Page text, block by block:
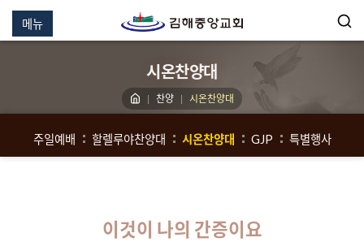
메뉴
시온찬양대
찬양 시온찬양대
주일예배 할렐루야찬양대 시온찬양대 GJP 특별행사
이것이 나의 간증이요